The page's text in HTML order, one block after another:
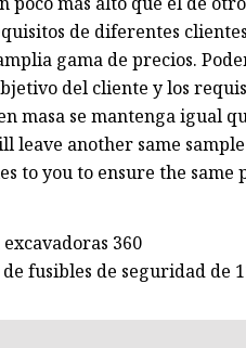
de diferentes
gama de precios.
del cliente y los
masa se mantenga igual
leave another same
to you to ensure the same
360
fusibles de seguridad de